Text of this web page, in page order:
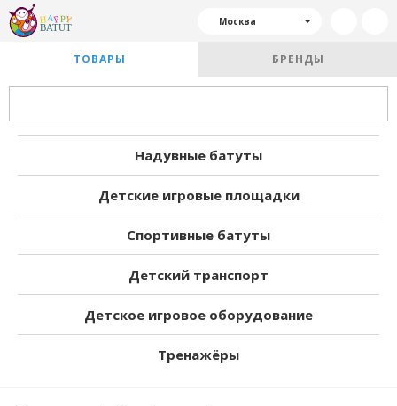
Москва
ТОВАРЫ БРЕНДЫ
Надувные батуты
Детские игровые площадки
Спортивные батуты
Детский транспорт
Детское игровое оборудование
Тренажёры